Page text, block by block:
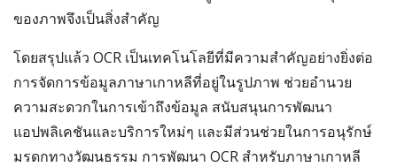
ของภาพจึงเป็นสิ่งสำคัญ
โดยสรุปแล้ว OCR เป็นเทคโนโลยีที่มีความสำคัญอย่างยิ่งต่อ
การจัดการข้อมูลภาษาเกาหลีที่อยู่ในรูปภาพ ช่วยอำนวย
ความสะดวกในการเข้าถึงข้อมูล สนับสนุนการพัฒนา
แอปพลิเคชันและบริการใหม่ๆ และมีส่วนช่วยในการอนุรักษ์
มรดกทางวัฒนธรรม การพัฒนา OCR สำหรับภาษาเกาหลี